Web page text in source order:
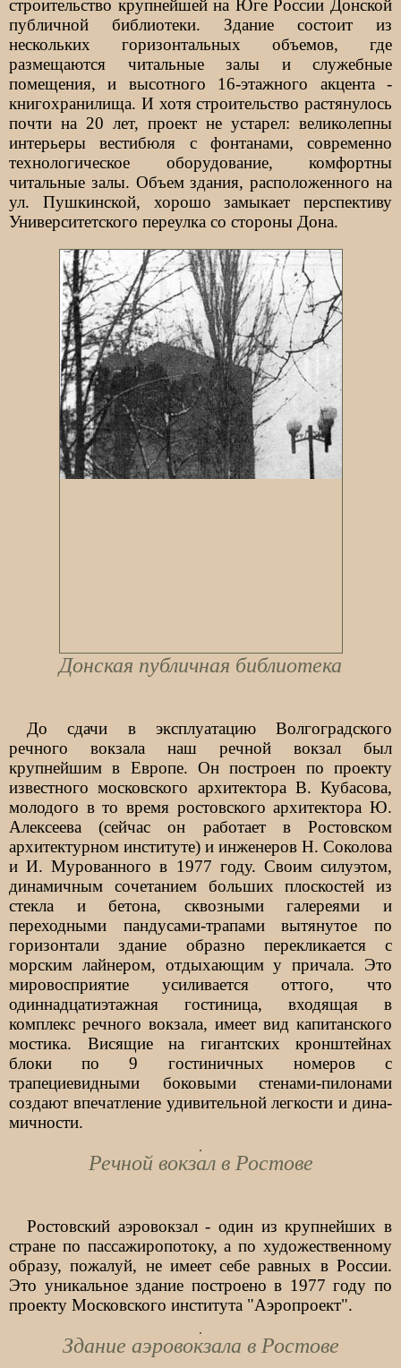
строительство крупнейшей на Юге России Донской
публичной библиотеки. Здание состоит из
нескольких горизонтальных объемов, где
размещаются читальные залы и служебные
помещения, и высотного 16-этажного акцента -
книгохранилища. И хотя строительство растянулось
почти на 20 лет, проект не устарел: великолепны
интерьеры вестибюля с фонтанами, современно
технологическое оборудование, комфортны
читальные залы. Объем здания, расположенного на
ул. Пушкинской, хорошо замыкает перспективу
Университетского переулка со стороны Дона.
Донская публичная библиотека
До сдачи в эксплуатацию Волгоградского
речного вокзала наш речной вокзал был
крупнейшим в Европе. Он построен по проекту
известного московского архитектора В. Кубасова,
молодого в то время ростовского архитектора Ю.
Алексеева (сейчас он работает в Ростовском
архитектурном институте) и инженеров Н. Соколова
и И. Мурованного в 1977 году. Своим силуэтом,
динамичным сочетанием больших плоскостей из
стекла и бетона, сквозными галереями и
переходными пандусами-трапами вытянутое по
горизонтали здание образно перекликается с
морским лайнером, отдыхающим у причала. Это
мировосприятие усиливается оттого, что
одиннадцатиэтажная гостиница, входящая в
комплекс речного вокзала, имеет вид капитанского
мостика. Висящие на гигантских кронштейнах
блоки по 9 гостиничных номеров с
трапециевидными боковыми стенами-пилонами
создают впечатление удивительной легкости и дина­
мичности.
Речной вокзал в Ростове
Ростовский аэровокзал - один из крупнейших в
стране по пассажиропотоку, а по художественному
образу, пожалуй, не имеет себе равных в России.
Это уникальное здание построено в 1977 году по
проекту Московского института "Аэропроект".
Здание аэровокзала в Ростове